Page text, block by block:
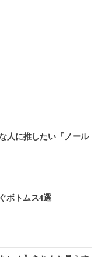
人に推したい『ノール
ボトムス4選